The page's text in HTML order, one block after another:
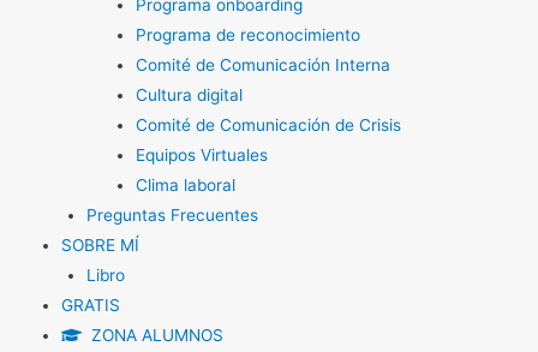
Programa onboarding
Programa de reconocimiento
Comité de Comunicación Interna
Cultura digital
Comité de Comunicación de Crisis
Equipos Virtuales
Clima laboral
Preguntas Frecuentes
SOBRE MÍ
Libro
GRATIS
ZONA ALUMNOS